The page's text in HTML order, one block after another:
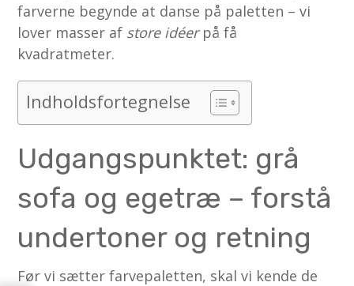
farverne begynde at danse på paletten – vi
lover masser af store idéerpå få
kvadratmeter.
Indholdsfortegnelse
Udgangspunktet: grå
sofa og egetræ – forstå
undertoner og retning
Før vi sætter farvepaletten, skal vi kende de